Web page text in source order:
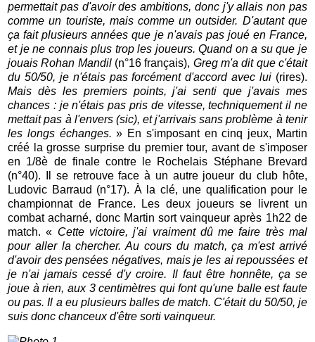
permettait pas d'avoir des ambitions, donc j'y allais non pas
comme un touriste, mais comme un outsider. D'autant que
ça fait plusieurs années que je n'avais pas joué en France,
et je ne connais plus trop les joueurs. Quand on a su que je
jouais Rohan Mandil(n°16 français), Greg m'a dit que c'était
du 50/50, je n'étais pas forcément d'accord avec lui(rires).
Mais dès les premiers points, j'ai senti que j'avais mes
chances : je n'étais pas pris de vitesse, techniquement il ne
mettait pas à l'envers (sic), et j'arrivais sans problème à tenir
les longs échanges. » En s'imposant en cinq jeux, Martin
créé la grosse surprise du premier tour, avant de s'imposer
en 1/8è de finale contre le Rochelais Stéphane Brevard
(n°40). Il se retrouve face à un autre joueur du club hôte,
Ludovic Barraud (n°17). À la clé, une qualification pour le
championnat de France. Les deux joueurs se livrent un
combat acharné, donc Martin sort vainqueur après 1h22 de
match. « Cette victoire, j'ai vraiment dû me faire très mal
pour aller la chercher. Au cours du match, ça m'est arrivé
d'avoir des pensées négatives, mais je les ai repoussées et
je n'ai jamais cessé d'y croire. Il faut être honnête, ça se
joue à rien, aux 3 centimètres qui font qu'une balle est faute
ou pas. Il a eu plusieurs balles de match. C'était du 50/50, je
suis donc chanceux d'être sorti vainqueur.